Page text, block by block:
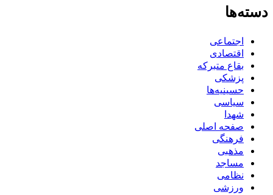
دسته‌ها
اجتماعی
اقتصادی
بقاع متبرکه
پزشکی
حسینیه‌ها
سیاسی
شهدا
صفحه اصلی
فرهنگی
مذهبی
مساجد
نظامی
ورزشی